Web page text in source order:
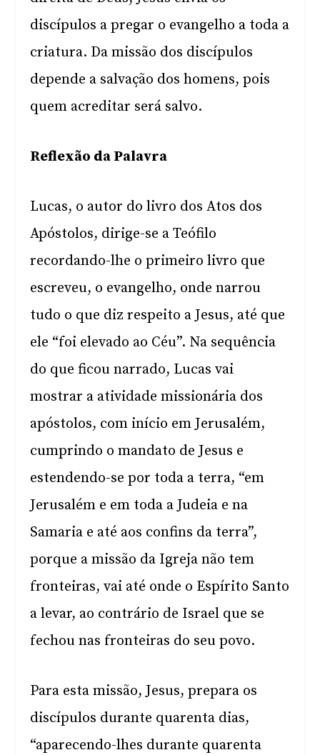
discípulos a pregar o evangelho a toda a
criatura. Da missão dos discípulos
depende a salvação dos homens, pois
quem acreditar será salvo.
Reflexão da Palavra
Lucas, o autor do livro dos Atos dos
Apóstolos, dirige-se a Teófilo
recordando-lhe o primeiro livro que
escreveu, o evangelho, onde narrou
tudo o que diz respeito a Jesus, até que
ele “foi elevado ao Céu”. Na sequência
do que ficou narrado, Lucas vai
mostrar a atividade missionária dos
apóstolos, com início em Jerusalém,
cumprindo o mandato de Jesus e
estendendo-se por toda a terra, “em
Jerusalém e em toda a Judeia e na
Samaria e até aos confins da terra”,
porque a missão da Igreja não tem
fronteiras, vai até onde o Espírito Santo
a levar, ao contrário de Israel que se
fechou nas fronteiras do seu povo.
Para esta missão, Jesus, prepara os
discípulos durante quarenta dias,
“aparecendo-lhes durante quarenta